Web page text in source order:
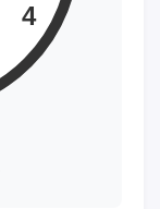
4